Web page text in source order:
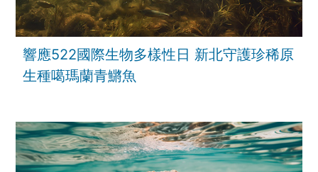
響應522國際生物多樣性日 新北守護珍稀原
生種噶瑪蘭青鱂魚